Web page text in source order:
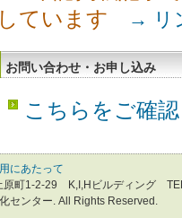
しています → リ
お問い合わせ・お申し込み
こちらをご確
にあたって
町1-2-29 K,I,Hビルディング
ンター. All Rights Reserved.